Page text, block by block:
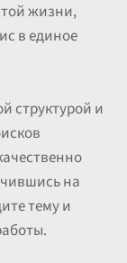
жизни,
в единое
структурой и
на
тему и